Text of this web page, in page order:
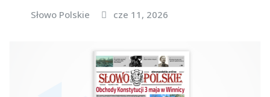
Słowo Polskie cze 11, 2026